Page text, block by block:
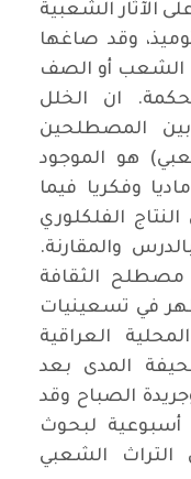
الآثار الشعبية
وقد صاغها
الشعب أو الصف
ان الخلل
المصطلحين
هو الموجود
وفكريا فيما
الفلكلوري
والمقارنة.
مصطلح الثقافة
في تسعينيات
العراقية
المدى بعد
الصباح وقد
لبحوث
الشعبي